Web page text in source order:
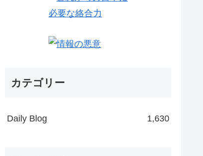
カテゴリー
Daily Blog 1,630